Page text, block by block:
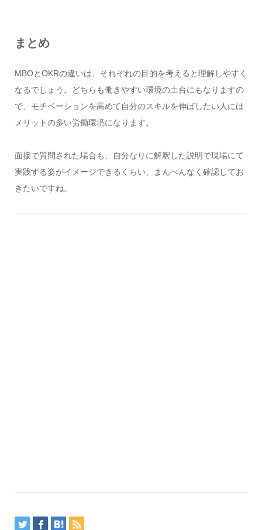
まとめ
MBOとOKRの違いは、それぞれの目的を考えると理解しやすく
なるでしょう。どちらも働きやすい環境の土台にもなりますの
で、モチベーションを高めて自分のスキルを伸ばしたい人には
メリットの多い労働環境になります。
面接で質問された場合も、自分なりに解釈した説明で現場にて
実践する姿がイメージできるくらい、まんべんなく確認してお
きたいですね。